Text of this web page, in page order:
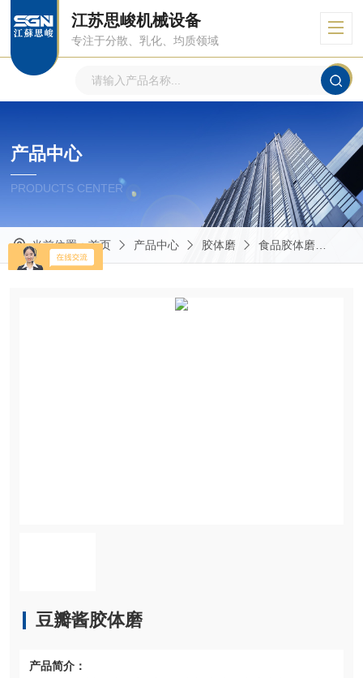
江苏思峻机械设备
专注于分散、乳化、均质领域
产品中心
PRODUCTS CENTER
当前位置：首页 产品中心 胶体磨 食品胶体磨
豆瓣酱胶体磨
产品简介：